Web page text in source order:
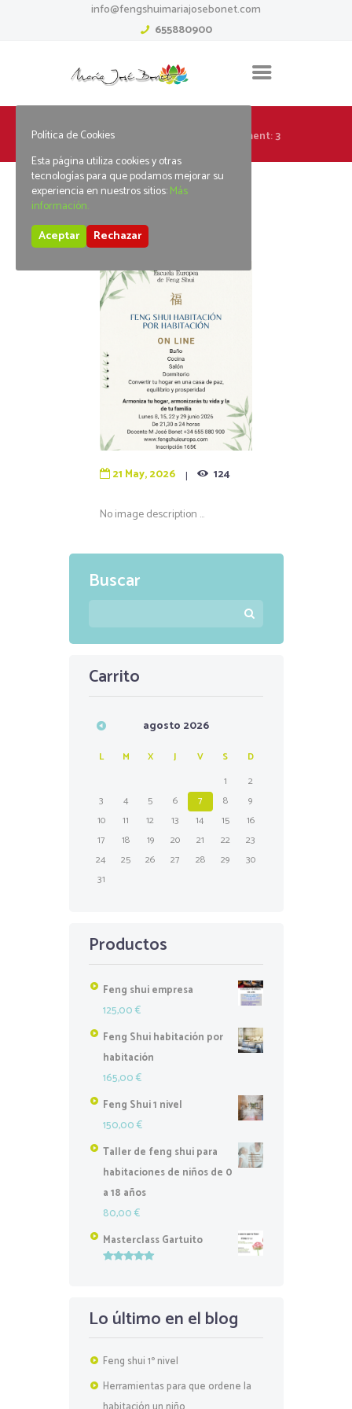
info@fengshuimariajosebonet.com
655880900
Home Attachment: 3
3
21 May, 2026 124
No image description ...
Buscar
Carrito
agosto 2026
L M X J V S D
1
2
3
4 5 6 7 8
9
10
11 12 13 14 15
16
17
18 19 20 21 22
23
24
25 26 27 28 29
30
31
Productos
Feng shui empresa
125,00€
Feng Shui habitación por
habitación
165,00€
Feng Shui 1 nivel
150,00€
Taller de feng shui para
habitaciones de niños de 0
a 18 años
80,00€
Masterclass Gartuito
Lo último en el blog
Feng shui 1º nivel
Herramientas para que ordene la
Política de Cookies
Esta página utiliza cookies y otras
tecnologías para que podamos mejorar su
experiencia en nuestros sitios:Más
información.
Aceptar
Rechazar